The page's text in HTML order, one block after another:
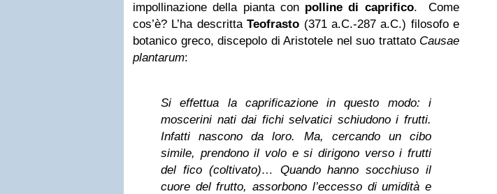
impollinazione della pianta con polline di caprifico. Come
cos’è? L’ha descrittaTeofrasto (371 a.C.-287 a.C.) filosofo e
botanico greco, discepolo di Aristotele nel suo trattato Causae
plantarum:
Si effettua la caprificazione in questo modo: i
moscerini nati dai fichi selvatici schiudono i frutti.
Infatti nascono da loro. Ma, cercando un cibo
simile, prendono il volo e si dirigono verso i frutti
del fico (coltivato)… Quando hanno socchiuso il
cuore del frutto, assorbono l’eccesso di umidità e